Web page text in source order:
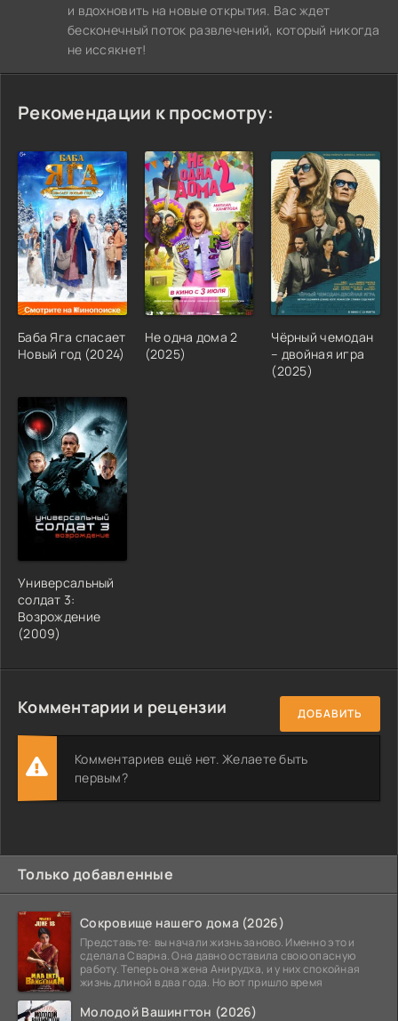
и вдохновить на новые открытия. Вас ждет
бесконечный поток развлечений, который никогда
не иссякнет!
Рекомендации к просмотру:
Баба Яга спасает
Новый год (2024)
Не одна дома 2
(2025)
Чёрный чемодан
– двойная игра
(2025)
Универсальный
солдат 3:
Возрождение
(2009)
Комментарии и рецензии ДОБАВИТЬ
Комментариев ещё нет. Желаете быть
первым?
Только добавленные
Сокровище нашего дома (2026)
Представьте: вы начали жизнь заново. Именно это и
сделала Сварна. Она давно оставила свою опасную
работу. Теперь она жена Анирудха, и у них спокойная
жизнь длиной в два года. Но вот пришло время
Молодой Вашингтон (2026)